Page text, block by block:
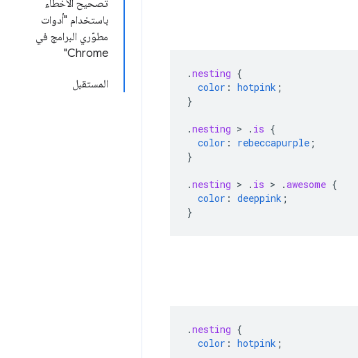
تصحيح الأخطاء
باستخدام "أدوات
مطوّري البرامج في
Chrome"
المستقبل
.nesting {
color : hotpink ;
}
.nesting > . is {
color : rebeccapurple ;
}
.nesting > . is > .awesome {
color : deeppink ;
}
.nesting {
color : hotpink ;